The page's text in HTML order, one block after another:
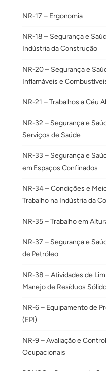
NR-17 – Ergonomia
NR-18 – Segurança e
Indústria da Construção
NR-20 – Segurança e
Inflamáveis e
NR-21 – Trabalhos a Céu
NR-32 – Segurança e
Serviços de Saúde
NR-33 – Segurança e
em Espaços Confinados
NR-34 – Condições e
Trabalho na Indústria da
NR-35 – Trabalho em
NR-37 – Segurança e
de Petróleo
NR-38 – Atividades de
Manejo de Resíduos
NR-6 – Equipamento de
(EPI)
NR-9 – Avaliação e
Ocupacionais